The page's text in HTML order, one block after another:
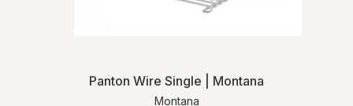
Panton Wire Single | Montana
Montana